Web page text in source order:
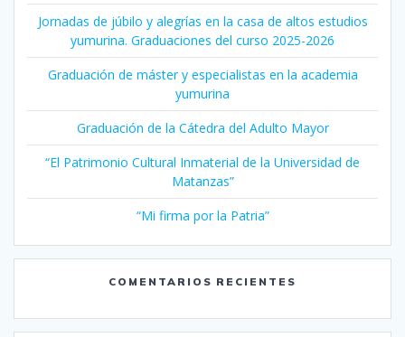
Jornadas de júbilo y alegrías en la casa de altos estudios
yumurina. Graduaciones del curso 2025-2026
Graduación de máster y especialistas en la academia
yumurina
Graduación de la Cátedra del Adulto Mayor
“El Patrimonio Cultural Inmaterial de la Universidad de
Matanzas”
“Mi firma por la Patria”
COMENTARIOS RECIENTES